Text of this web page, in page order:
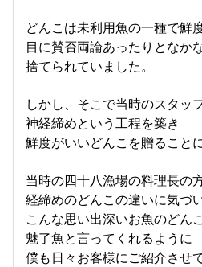
どんこは未利用魚の一種で鮮
目に賛否両論あったりとなか
捨てられていました。
しかし、そこで当時のスタッ
神経締めという工程を築き
鮮度がいいどんこを贈ること
当時の四十八漁場の料理長の
経締めのどんこの違いに気づ
こんな思い出深いお魚のどん
魅了魚と言ってくれるように
僕も日々お客様にご紹介させ